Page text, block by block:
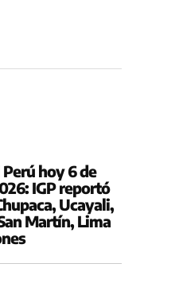
hoy 6 de
IGP reportó
Ucayali,
Martín, Lima